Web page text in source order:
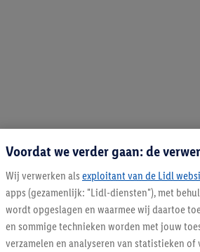
Voordat we verder gaan: de
Wij verwerken als exploitant van de Lidl
apps (gezamenlijk: "Lidl-diensten"), met
wordt opgeslagen en waarmee wij daartoe
en sommige technieken worden met jouw
verzamelen en analyseren van statistieken